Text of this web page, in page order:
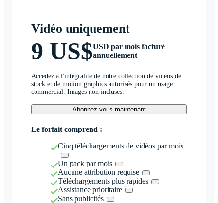
Vidéo uniquement
9 US$USD par mois facturé
annuellement
Accédez à l'intégralité de notre collection de vidéos de
stock et de motion graphics autorisés pour un usage
commercial. Images non incluses.
Abonnez-vous maintenant
Le forfait comprend :
Cinq téléchargements de vidéos par mois
Un pack par mois
Aucune attribution requise
Téléchargements plus rapides
Assistance prioritaire
Sans publicités